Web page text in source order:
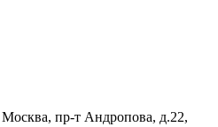
Москва, пр-т Андропова, д.22,